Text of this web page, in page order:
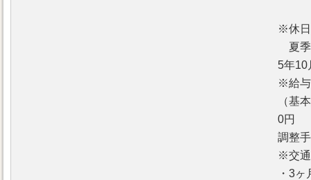
※休日
夏季
5年10
※給
（基
0円
調整
※交通
・3